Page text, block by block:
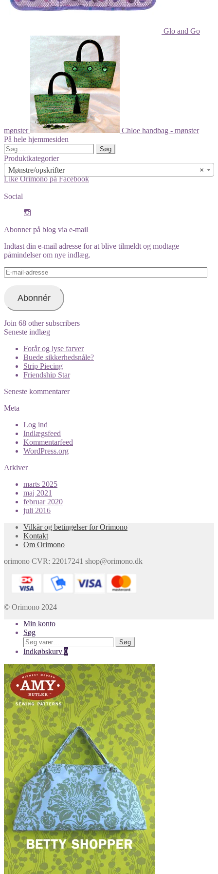
Glo and Go
mønster
Chloe handbag - mønster
På hele hjemmesiden
Søg
efter:
Produktkategorier
×
Mønstre/opskrifter
Like Orimono på Facebook
Social
profile
on
Instagram
Abonner på blog via e-mail
Indtast din e-mail adresse for at blive tilmeldt og modtage
påmindelser om nye indlæg.
E-
mail-
Abonnér
Join 68 other subscribers
Seneste indlæg
Forår og lyse farver
Buede sikkerhedsnåle?
Strip Piecing
Friendship Star
Seneste kommentarer
Meta
Log ind
Indlægsfeed
Kommentarfeed
WordPress.org
Arkiver
marts 2025
maj 2021
februar 2020
juli 2016
Vilkår og betingelser for Orimono
Kontakt
Om Orimono
orimono CVR: 22017241 shop@orimono.dk
© Orimono 2024
Min konto
Søg
Søg
efter:
Søg
Indkøbskurv 0